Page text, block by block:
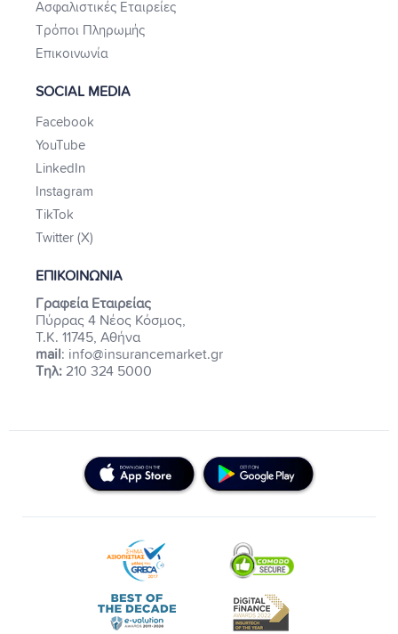
Ασφαλιστικές Εταιρείες
Τρόποι Πληρωμής
Επικοινωνία
SOCIAL MEDIA
Facebook
YouTube
LinkedIn
Instagram
TikTok
Twitter (X)
ΕΠΙΚΟΙΝΩΝΙΑ
Γραφεία Εταιρείας
Πύρρας 4 Νέος Κόσμος,
Τ.Κ. 11745, Αθήνα
mail: info@insurancemarket.gr
Τηλ: 210 324 5000